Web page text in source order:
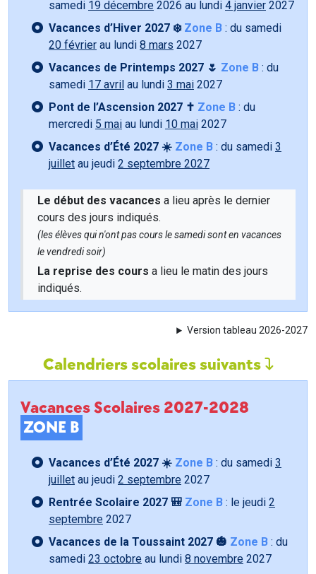
samedi 19 décembre 2026 au lundi 4 janvier 2027
Vacances d’Hiver 2027 ❄️ Zone B : du samedi
20 février au lundi 8 mars 2027
Vacances de Printemps 2027 🌷 Zone B : du
samedi 17 avril au lundi 3 mai 2027
Pont de l’Ascension 2027 ✝️ Zone B : du
mercredi 5 mai au lundi 10 mai 2027
Vacances d’Été 2027 ☀️ Zone B : du samedi 3
juillet au jeudi 2 septembre 2027
Le début des vacances a lieu après le dernier
cours des jours indiqués.
(les élèves qui n'ont pas cours le samedi sont en vacances
le vendredi soir)
La reprise des cours a lieu le matin des jours
indiqués.
Version tableau 2026-2027
Calendriers scolaires suivants
Vacances Scolaires 2027-2028
ZONE B
Vacances d’Été 2027 ☀️ Zone B : du samedi 3
juillet au jeudi 2 septembre 2027
Rentrée Scolaire 2027 🎒 Zone B : le jeudi 2
septembre 2027
Vacances de la Toussaint 2027 🎃 Zone B : du
samedi 23 octobre au lundi 8 novembre 2027